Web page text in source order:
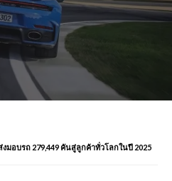
มอบรถ 279,449 คันสู่ลูกค้าทั่วโลกในปี 2025